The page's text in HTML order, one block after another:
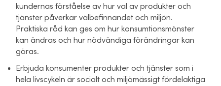
kundernas förståelse av hur val av produkter och
tjänster påverkar välbefinnandet och miljön.
Praktiska råd kan ges om hur konsumtionsmönster
kan ändras och hur nödvändiga förändringar kan
göras.
Erbjuda konsumenter produkter och tjänster som i
hela livscykeln är socialt och miljömässigt fördelaktiga